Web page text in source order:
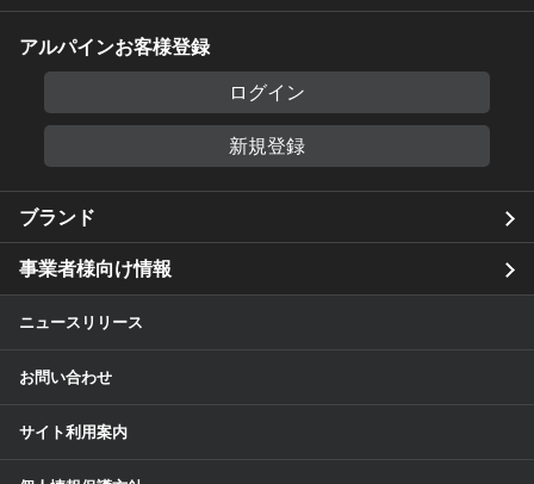
アルパインお客様登録
ログイン
新規登録
ブランド
事業者様向け情報
ニュースリリース
お問い合わせ
サイト利用案内